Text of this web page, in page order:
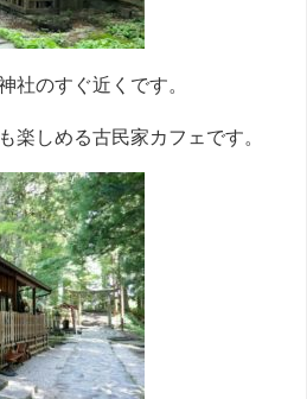
社のすぐ近くです。
楽しめる古民家カフェです。